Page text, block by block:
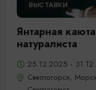
ВЫСТАВКИ
Янтарная
натуралиста
25.12.2025 -
Светлогорск,